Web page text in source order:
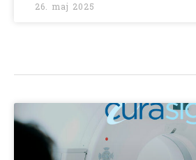
26. maj 2025